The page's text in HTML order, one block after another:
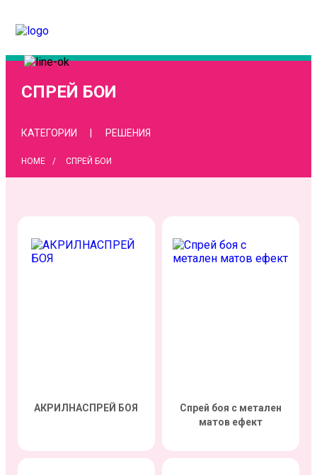
СПРЕЙ БОИ
КАТЕГОРИИ РЕШЕНИЯ
HOME СПРЕЙ БОИ
АКРИЛНАСПРЕЙ БОЯ
Спрей боя с метален
матов ефект